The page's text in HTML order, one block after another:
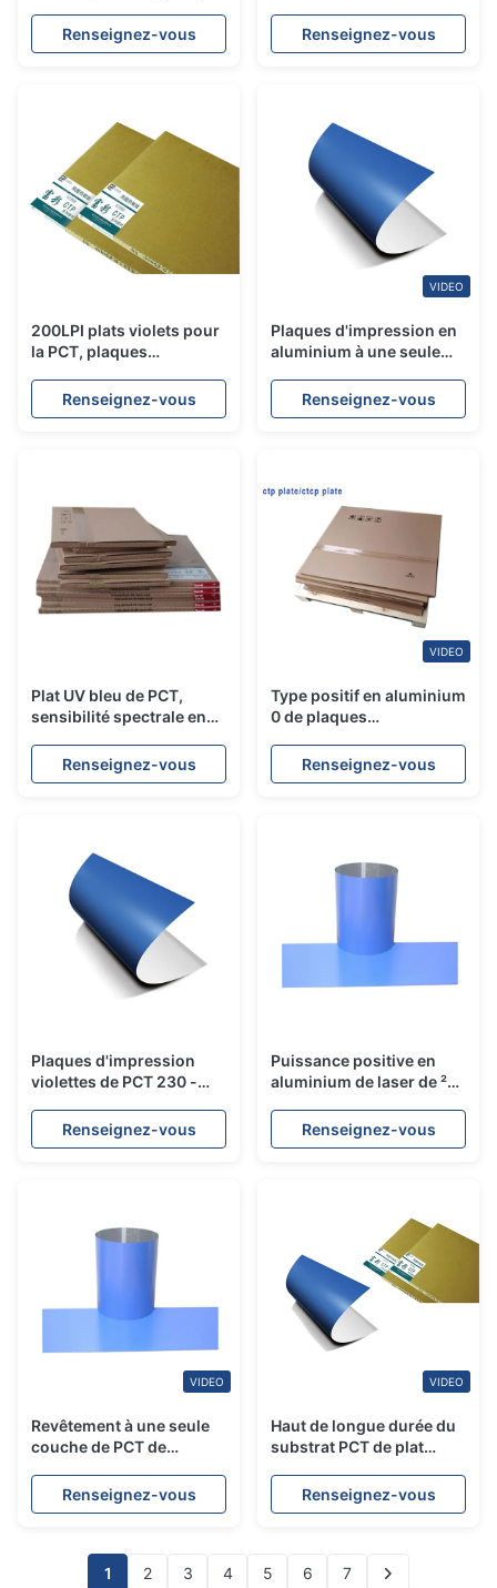
aluminium carrées UV
Renseignez-vous
inactinique 1800 -
productivité 2500m2
Renseignez-vous
200LPI plats violets pour
la PCT, plaques
aluminium 0. Mesure 40
Renseignez-vous
VIDEO
Plaques d'impression en
aluminium à une seule
élevée de plat excentré de
picoseconde
Renseignez-vous
Plat UV bleu de PCT,
sensibilité spectrale en
plaques d'impression
Renseignez-vous
VIDEO
Type positif en aluminium
0 de plaques
PCT. 15 - 0. mesure de
40MM
Renseignez-vous
Plaques d'impression
violettes de PCT 230 -
12 mois de vie
Renseignez-vous
Puissance positive en
aluminium de laser de ²
d'impression offset 110 -
150/cm
Renseignez-vous
VIDEO
Revêtement à une seule
couche de PCT de
des plaques d'impression
200LPI
Renseignez-vous
VIDEO
Haut de longue durée du
substrat PCT de plat
d'impression offset
Renseignez-vous
1 2 3 4 5 6 7